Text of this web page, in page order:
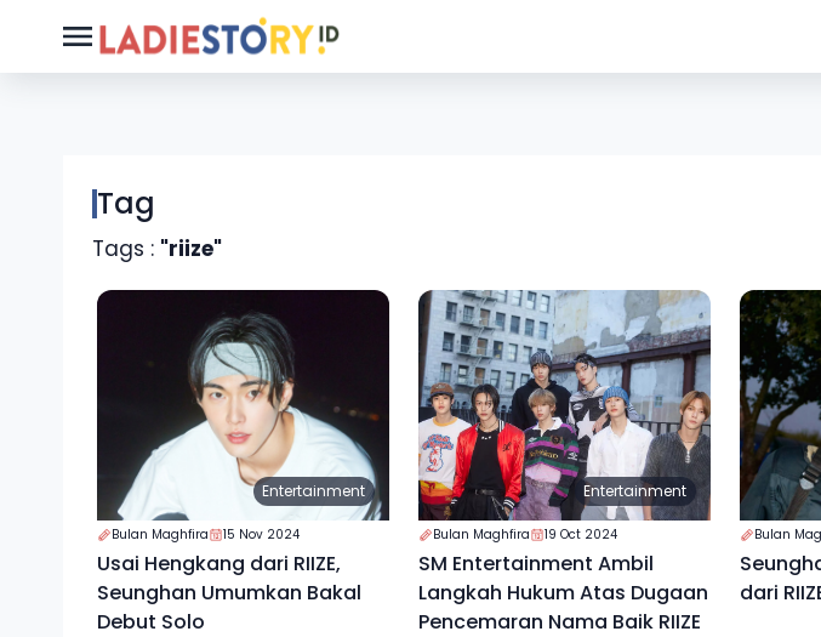
Tag
Tags : "riize"
Entertainment
Bulan Maghfira 15 Nov 2024
Usai Hengkang dari RIIZE,
Seunghan Umumkan Bakal
Debut Solo
Entertainment
Bulan Maghfira 19 Oct 2024
SM Entertainment Ambil
Langkah Hukum Atas Dugaan
Pencemaran Nama Baik RIIZE
Bulan
dari